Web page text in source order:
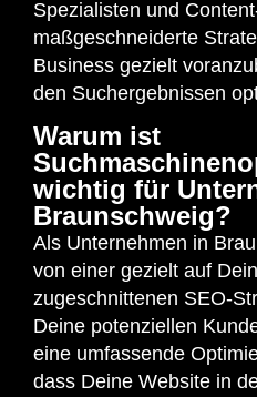
Spezialisten und
maßgeschneiderte
Business gezielt
den Suchergebnissen
Warum ist
wichtig für
Braunschweig?
Als Unternehmen in
von einer gezielt auf
zugeschnittenen SEO-
Deine potenziellen
eine umfassende
dass Deine Website in